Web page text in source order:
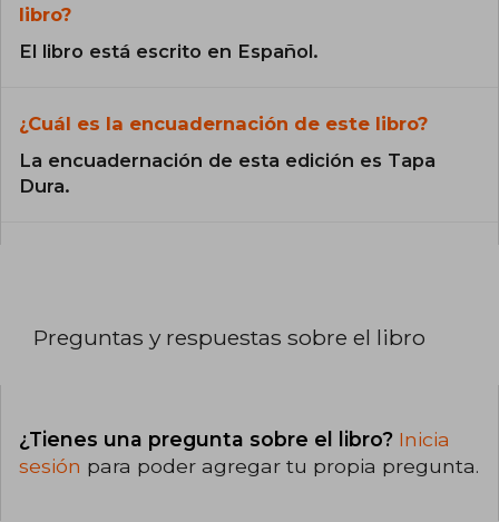
libro?
El libro está escrito en Español.
¿Cuál es la encuadernación de este libro?
La encuadernación de esta edición es Tapa
Dura.
Preguntas y respuestas sobre el libro
¿Tienes una pregunta sobre el libro? Inicia
sesión para poder agregar tu propia pregunta.